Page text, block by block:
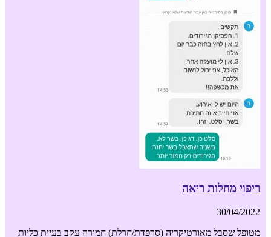
ריפוי מחלות ריאה
30/04/2022
מטופל שסבל מאורטיקריה (סרפדת/חרלת) חמורה עקב בעיית כליות